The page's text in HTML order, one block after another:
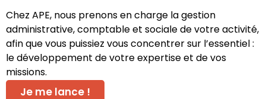
Chez APE, nous prenons en charge la gestion
administrative, comptable et sociale de votre activité,
afin que vous puissiez vous concentrer sur l’essentiel :
le développement de votre expertise et de vos
missions.
Je me lance !